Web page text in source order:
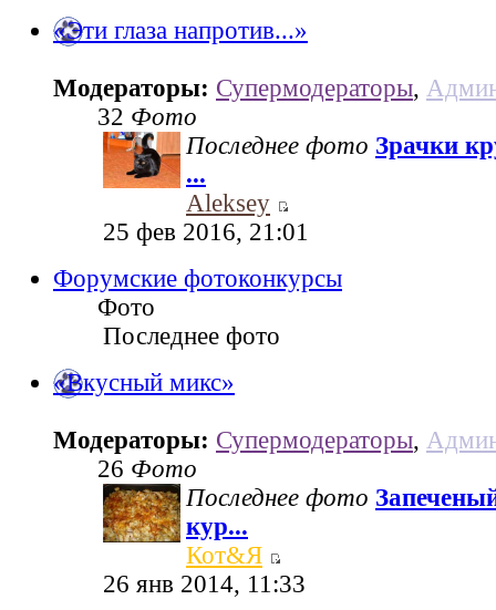
«Эти глаза напротив...»
Модераторы: Супермодераторы,
32 Фото
Последнее фото Зрачки
...
Aleksey
25 фев 2016, 21:01
Форумские фотоконкурсы
Фото
Последнее фото
«Вкусный микс»
Модераторы: Супермодераторы,
26 Фото
Последнее фото
кур...
Кот&Я
26 янв 2014, 11:33